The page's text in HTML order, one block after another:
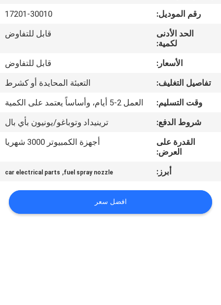
جولة
مراقبة
الجودة
اتصل
اقتباس
خريطة
رقم الموديل:
17201-30010
الحد الأدنى
لكمية:
قابل للتفاوض
الأسعار:
قابل للتفاوض
تفاصيل التغليف:
التعبئة المحايدة أو كشرط
وقت التسليم:
العمل 2-5 أيام، وأساساً يعتمد على الكمية
شروط الدفع:
ترينيداد وتوباغو/يونيون بأي بال
القدرة على
العرض:
أجهزة الكمبيوتر 3000 شهريا
أبرز: fuel spray nozzle
,
car electrical parts
افضل سعر